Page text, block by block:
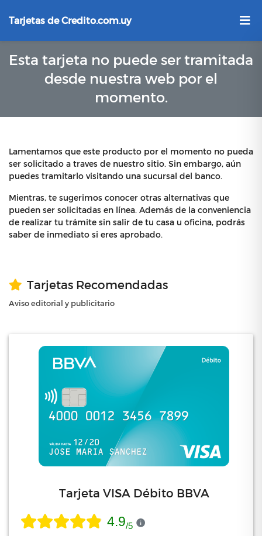
Tarjetas de Credito.com.uy
Esta tarjeta no puede ser tramitada
desde nuestra web por el
momento.
Lamentamos que este producto por el momento no pueda
ser solicitado a traves de nuestro sitio. Sin embargo, aún
puedes tramitarlo visitando una sucursal del banco.
Mientras, te sugerimos conocer otras alternativas que
pueden ser solicitadas en línea. Además de la conveniencia
de realizar tu trámite sin salir de tu casa u oficina, podrás
saber de inmediato si eres aprobado.
Tarjetas Recomendadas
Aviso editorial y publicitario
Tarjeta VISA Débito BBVA
4.9/5